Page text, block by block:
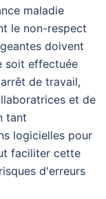
maladie
le non-respect
doivent
soit effectuée
de travail,
et de
tant
logicielles pour
faciliter cette
d'erreurs